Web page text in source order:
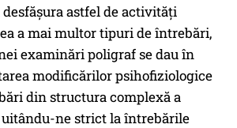
astfel de activități
a mai multor tipuri de întrebări,
examinări poligraf se dau în
modificărilor psihofiziologice
din structura complexă a
ne strict la întrebările